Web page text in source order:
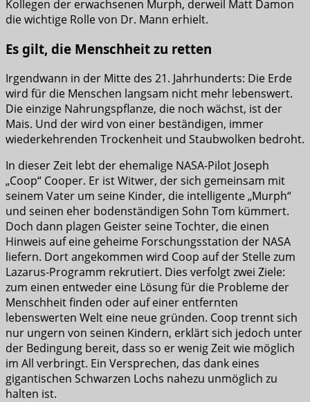
Kollegen der erwachsenen Murph, derweil Matt Damon
die wichtige Rolle von Dr. Mann erhielt.
Es gilt, die Menschheit zu retten
Irgendwann in der Mitte des 21. Jahrhunderts: Die Erde
wird für die Menschen langsam nicht mehr lebenswert.
Die einzige Nahrungspflanze, die noch wächst, ist der
Mais. Und der wird von einer beständigen, immer
wiederkehrenden Trockenheit und Staubwolken bedroht.
In dieser Zeit lebt der ehemalige NASA-Pilot Joseph
„Coop“ Cooper. Er ist Witwer, der sich gemeinsam mit
seinem Vater um seine Kinder, die intelligente „Murph“
und seinen eher bodenständigen Sohn Tom kümmert.
Doch dann plagen Geister seine Tochter, die einen
Hinweis auf eine geheime Forschungsstation der NASA
liefern. Dort angekommen wird Coop auf der Stelle zum
Lazarus-Programm rekrutiert. Dies verfolgt zwei Ziele:
zum einen entweder eine Lösung für die Probleme der
Menschheit finden oder auf einer entfernten
lebenswerten Welt eine neue gründen. Coop trennt sich
nur ungern von seinen Kindern, erklärt sich jedoch unter
der Bedingung bereit, dass so er wenig Zeit wie möglich
im All verbringt. Ein Versprechen, das dank eines
gigantischen Schwarzen Lochs nahezu unmöglich zu
halten ist.